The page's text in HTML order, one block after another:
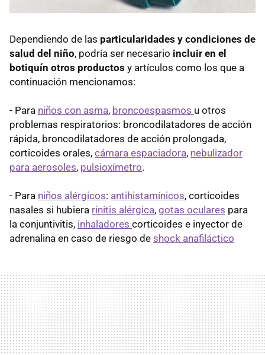
Dependiendo de las particularidades y condiciones de
salud del niño, podría ser necesario incluir en el
botiquín otros productos y artículos como los que a
continuación mencionamos:
- Para niños con asma, broncoespasmos u otros
problemas respiratorios: broncodilatadores de acción
rápida, broncodilatadores de acción prolongada,
corticoides orales, cámara espaciadora, nebulizador
para aerosoles, pulsioxímetro.
- Para niños alérgicos: antihistamínicos, corticoides
nasales si hubiera rinitis alérgica, gotas oculares para
la conjuntivitis, inhaladores corticoides e inyector de
adrenalina en caso de riesgo de shock anafiláctico